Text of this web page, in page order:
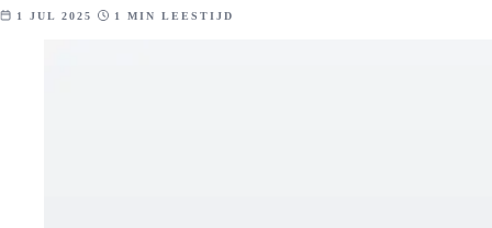
1 JUL 2025 1 MIN LEESTIJD